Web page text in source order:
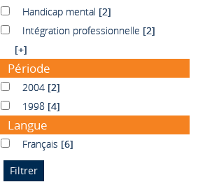
Handicap mental
Handicap mental [2]
Intégration professionnelle
Intégration professionnelle [2]
[+]
Période
20042004 [2]
1998 1998 [4]
Langue
FrançaisFrançais [6]